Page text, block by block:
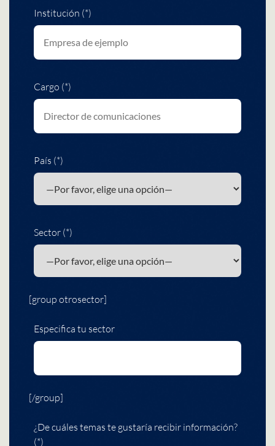
Institución (*)
Cargo (*)
País (*)
Sector (*)
[group otrosector]
Especifica tu sector
[/group]
¿De cuáles temas te gustaría recibir información?
(*)